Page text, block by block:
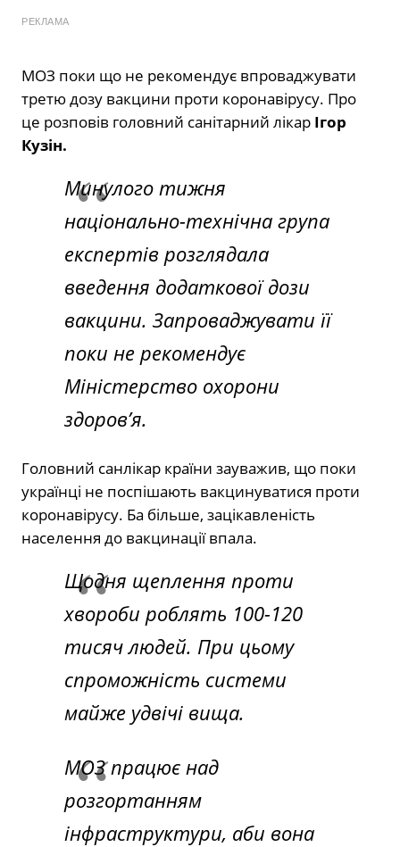
РЕКЛАМА
МОЗ поки що не рекомендує впроваджувати
третю дозу вакцини проти коронавірусу. Про
це розповів головний санітарний лікар Ігор
Кузін.
Минулого тижня
національно-технічна група
експертів розглядала
введення додаткової дози
вакцини. Запроваджувати її
поки не рекомендує
Міністерство охорони
здоров’я.
Головний санлікар країни зауважив, що поки
українці не поспішають вакцинуватися проти
коронавірусу. Ба більше, зацікавленість
населення до вакцинації впала.
Щодня щеплення проти
хвороби роблять 100-120
тисяч людей. При цьому
спроможність системи
майже удвічі вища.
МОЗ працює над
розгортанням
інфраструктури, аби вона